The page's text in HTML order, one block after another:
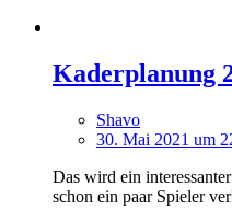
Kaderplanung
Shavo
30. Mai 2021 um
Das wird ein
schon ein paar Spieler